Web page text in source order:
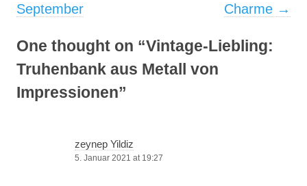
September
Charme →
One thought on “Vintage-Liebling:
Truhenbank aus Metall von
Impressionen”
zeynep Yildiz
5. Januar 2021 at 19:27